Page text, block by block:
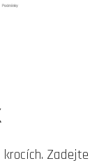
Zadejte